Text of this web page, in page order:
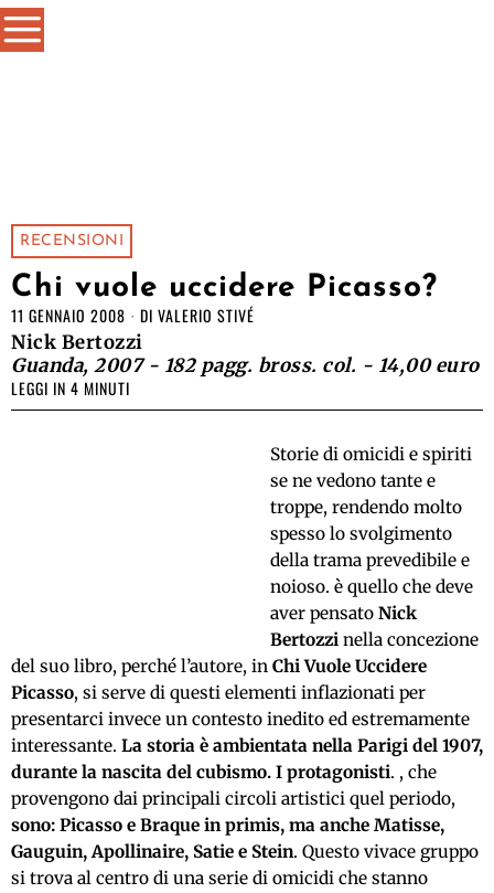
RECENSIONI
Chi vuole uccidere Picasso?
11 GENNAIO 2008 DI VALERIO STIVÉ
Nick Bertozzi
Guanda, 2007 - 182 pagg. bross. col. - 14,00 euro
LEGGI IN 4 MINUTI
Storie di omicidi e spiriti
se ne vedono tante e
troppe, rendendo molto
spesso lo svolgimento
della trama prevedibile e
noioso. è quello che deve
aver pensato Nick
Bertozzinella concezione
del suo libro, perché l’autore, in Chi Vuole Uccidere
Picasso, si serve di questi elementi inflazionati per
presentarci invece un contesto inedito ed estremamente
interessante. La storia è ambientata nella Parigi del 1907,
durante la nascita del cubismo. I protagonisti. , che
provengono dai principali circoli artistici quel periodo,
sono: Picasso e Braque in primis, ma anche Matisse,
Gauguin, Apollinaire, Satie e Stein. Questo vivace gruppo
si trova al centro di una serie di omicidi che stanno